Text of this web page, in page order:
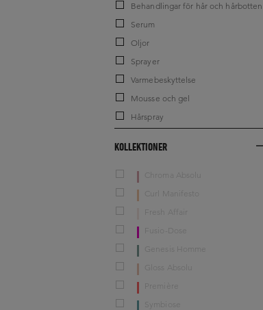
Behandlingar för hår och hårbotten
Serum
Oljor
Sprayer
Varmebeskyttelse
Mousse och gel
Hårspray
KOLLEKTIONER
Chroma Absolu
Curl Manifesto
Fresh Affair
Genesis Homme
Gloss Absolu
Première
Symbiose